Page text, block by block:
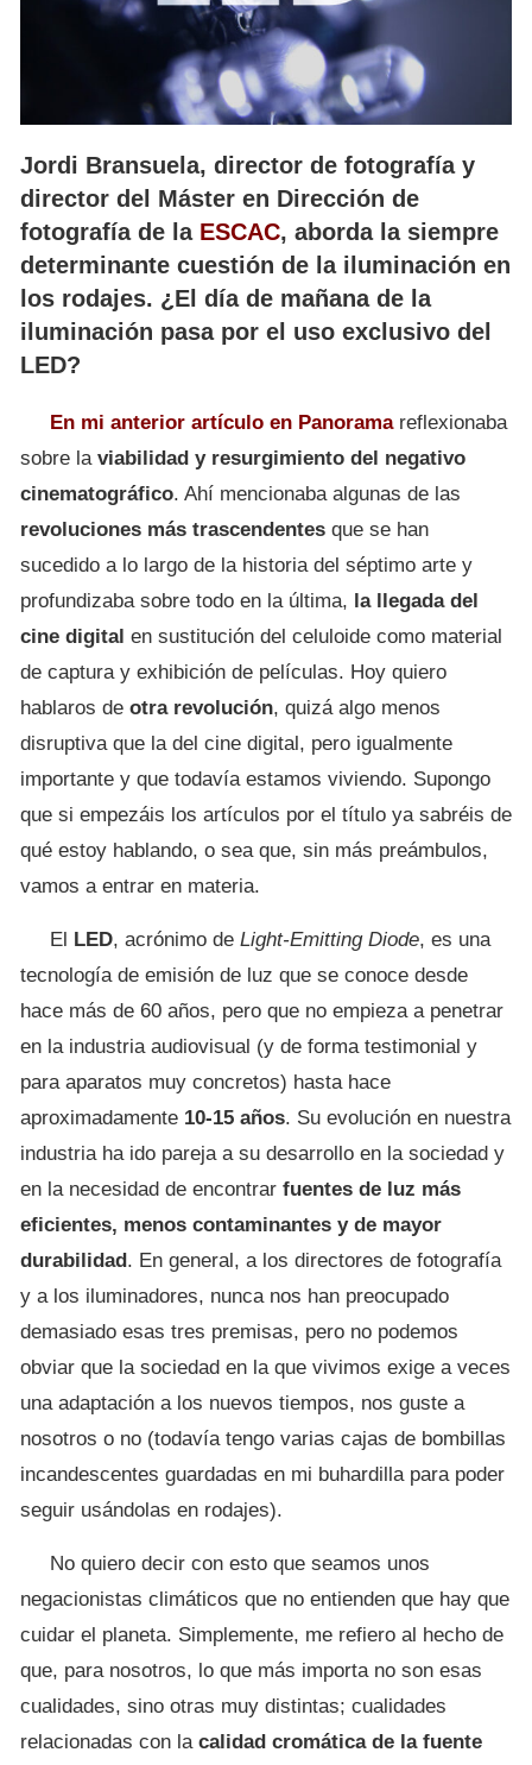
Jordi Bransuela, director de fotografía y
director del Máster en Dirección de
fotografía de la ESCAC, aborda la siempre
determinante cuestión de la iluminación en
los rodajes. ¿El día de mañana de la
iluminación pasa por el uso exclusivo del
LED?
En mi anterior artículo en Panoramareflexionaba
sobre la viabilidad y resurgimiento del negativo
cinematográfico. Ahí mencionaba algunas de las
revoluciones más trascendentes que se han
sucedido a lo largo de la historia del séptimo arte y
profundizaba sobre todo en la última, la llegada del
cine digital en sustitución del celuloide como material
de captura y exhibición de películas. Hoy quiero
hablaros de otra revolución, quizá algo menos
disruptiva que la del cine digital, pero igualmente
importante y que todavía estamos viviendo. Supongo
que si empezáis los artículos por el título ya sabréis de
qué estoy hablando, o sea que, sin más preámbulos,
vamos a entrar en materia.
El LED, acrónimo de Light-Emitting Diode, es una
tecnología de emisión de luz que se conoce desde
hace más de 60 años, pero que no empieza a penetrar
en la industria audiovisual (y de forma testimonial y
para aparatos muy concretos) hasta hace
aproximadamente 10-15 años. Su evolución en nuestra
industria ha ido pareja a su desarrollo en la sociedad y
en la necesidad de encontrar fuentes de luz más
eficientes, menos contaminantes y de mayor
durabilidad . En general, a los directores de fotografía
y a los iluminadores, nunca nos han preocupado
demasiado esas tres premisas, pero no podemos
obviar que la sociedad en la que vivimos exige a veces
una adaptación a los nuevos tiempos, nos guste a
nosotros o no (todavía tengo varias cajas de bombillas
incandescentes guardadas en mi buhardilla para poder
seguir usándolas en rodajes).
No quiero decir con esto que seamos unos
negacionistas climáticos que no entienden que hay que
cuidar el planeta. Simplemente, me refiero al hecho de
que, para nosotros, lo que más importa no son esas
cualidades, sino otras muy distintas; cualidades
relacionadas con la calidad cromática de la fuente